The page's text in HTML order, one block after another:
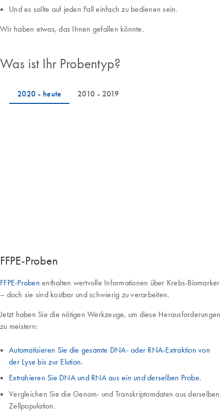
Und es sollte auf jeden Fall einfach zu bedienen sein.
Wir haben etwas, das Ihnen gefallen könnte.
Was ist Ihr Probentyp?
FFPE-Proben
FFPE-Proben enthalten wertvolle Informationen über Krebs-Biomarker
– doch sie sind kostbar und schwierig zu verarbeiten.
Jetzt haben Sie die nötigen Werkzeuge, um diese Herausforderungen
zu meistern:
Automatisieren Sie die gesamte DNA- oder RNA-Extraktion von
der Lyse bis zur Elution.
Extrahieren Sie DNA und RNA aus ein und derselben Probe.
Vergleichen Sie die Genom- und Transkriptomdaten aus derselben
Zellpopulation.